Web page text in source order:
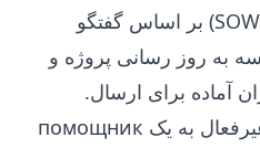
قالب حرفه‌ای از بیانیه کار (SOW) بر اساس گفتگو
به روز رسانی پروژه و
آماده برای ارسال.
این تغییر از یک ضبط‌کننده غیرفعال به یک помощник